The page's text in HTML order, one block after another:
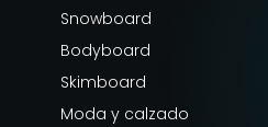
r
a
m
o
k
f
Snowboard
Bodyboard
Skimboard
Moda y calzado